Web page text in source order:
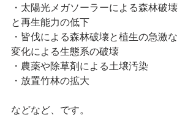
・太陽光メガソーラーによる森林破壊
と再生能力の低下
・皆伐による森林破壊と植生の急激な
変化による生態系の破壊
・農薬や除草剤による土壌汚染
・放置竹林の拡大
などなど、です。